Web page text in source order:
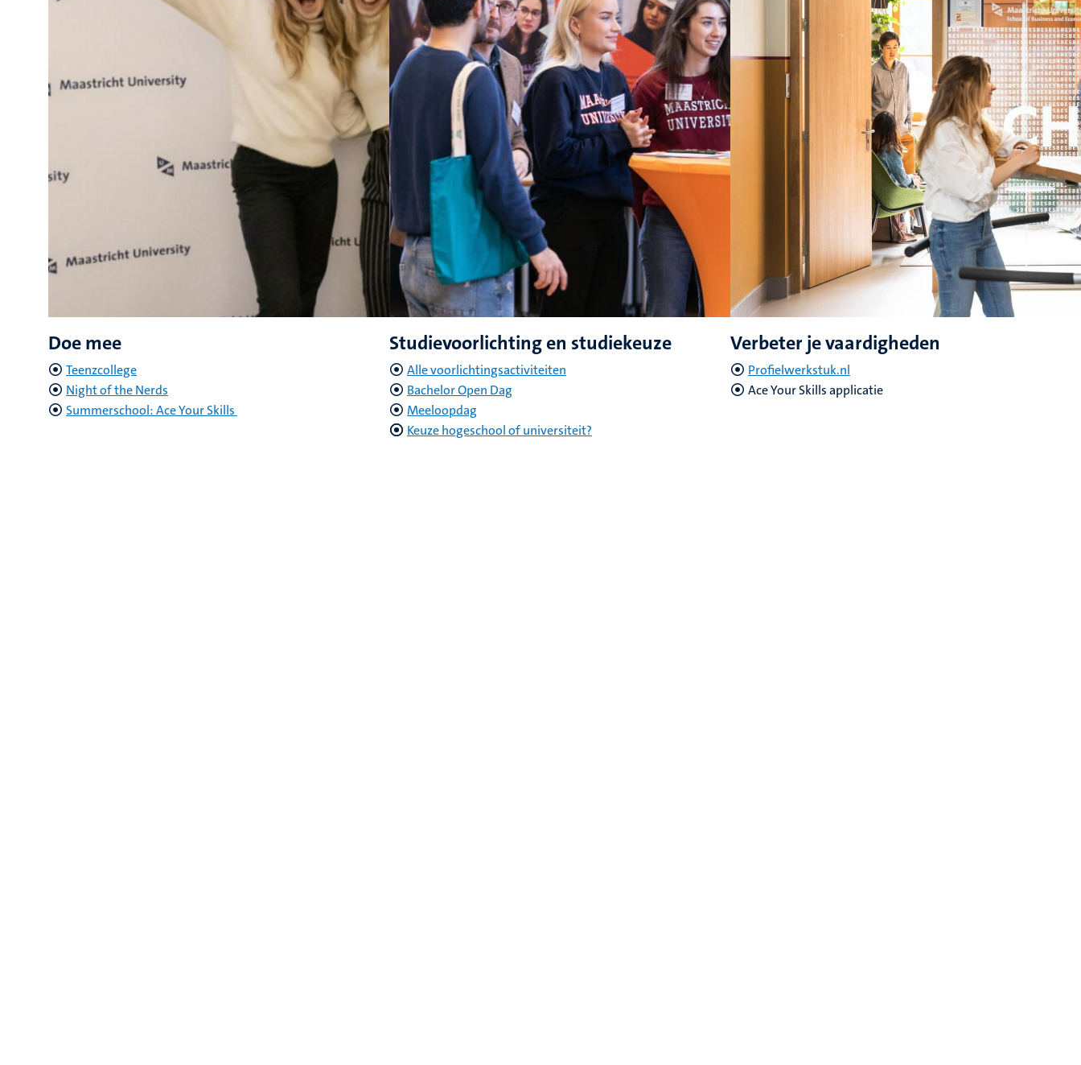
Doe mee
Teenzcollege
Night of the Nerds
Summerschool: Ace Your Skills
Studievoorlichting en studiekeuze
Alle voorlichtingsactiviteiten
Bachelor Open Dag
Meeloopdag
Keuze hogeschool of universiteit?
Verbeter je vaardigheden
Profielwerkstuk.nl
Ace Your Skills applicatie